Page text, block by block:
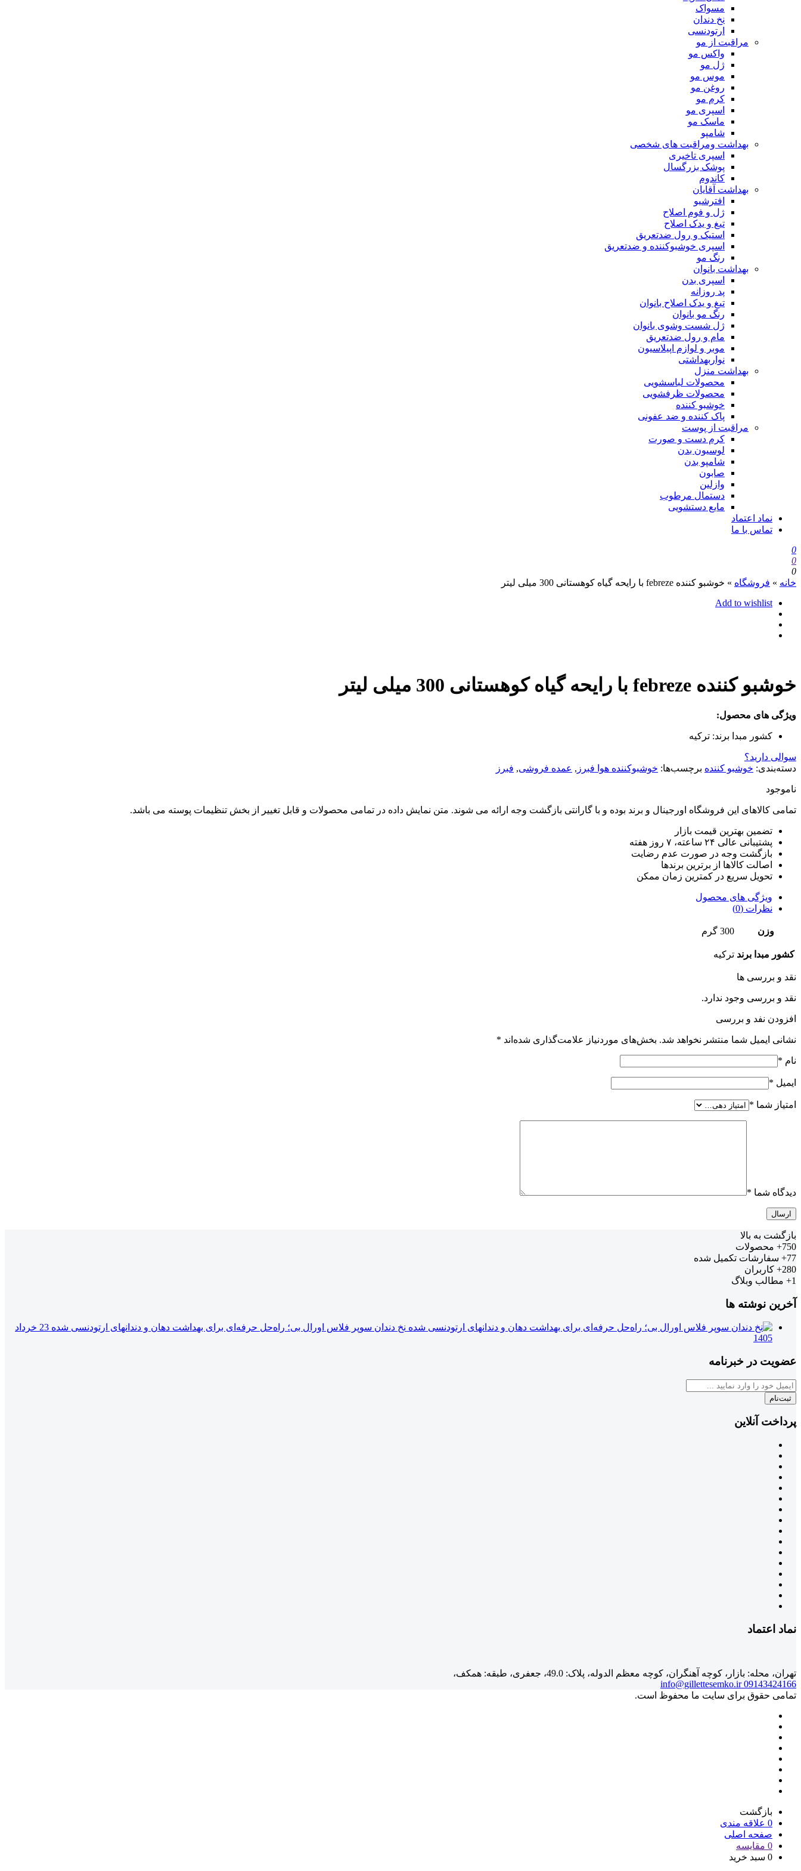
مسواک
نخ دندان
ارتودنسی
مراقبت از مو
واکس مو
ژل مو
موس مو
روغن مو
کرم مو
اسپری مو
ماسک مو
شامپو
بهداشت ومراقبت های شخصی
اسپری تاخیری
پوشک بزرگسال
کاندوم
بهداشت آقایان
افترشیو
ژل و فوم اصلاح
تیغ و یدک اصلاح
استیک و رول ضدتعریق
اسپری خوشبوکننده و ضدتعریق
رنگ مو
بهداشت بانوان
اسپری بدن
پد روزانه
تیغ و یدک اصلاح بانوان
رنگ مو بانوان
ژل شست وشوی بانوان
مام و رول ضدتعریق
موبر و لوازم اپیلاسیون
نواربهداشتی
بهداشت منزل
محصولات لباسشویی
محصولات ظرفشویی
خوشبو کننده
پاک کننده و ضد عفونی
مراقبت از پوست
کرم دست و صورت
لوسیون بدن
شامپو بدن
صابون
وازلین
دستمال مرطوب
مایع دستشویی
نماد اعتماد
تماس با ما
0
0
0
خانه » فروشگاه » خوشبو کننده febreze با رایحه گیاه کوهستانی 300 میلی لیتر
Add to wishlist
خوشبو کننده febreze با رایحه گیاه کوهستانی 300 میلی لیتر
ویژگی های محصول:
کشور مبدا برند: ترکیه
سوالی دارید؟
دسته‌بندی: خوشبو کننده برچسب‌ها: خوشبوکننده هوا فبرز , عمده فروشی, فبرز
ناموجود
تمامی کالاهای این فروشگاه اورجینال و برند بوده و با گارانتی بازگشت وجه ارائه می شوند. متن نمایش داده در تمامی محصولات و قابل تغییر از بخش تنظیمات پوسته می باشد.
تضمین بهترین قیمت بازار
پشتیبانی عالی ۲۴ ساعته، ۷ روز هفته
بازگشت وجه در صورت عدم رضایت
اصالت کالاها از برترین برندها
تحویل سریع در کمترین زمان ممکن
ویژگی های محصول
نظرات (0)
وزن 300 گرم
کشور مبدا برند ترکیه
نقد و بررسی ها
نقد و بررسی وجود ندارد.
افزودن نفد و بررسی
نشانی ایمیل شما منتشر نخواهد شد. بخش‌های موردنیاز علامت‌گذاری شده‌اند *
نام *
ایمیل *
امتیاز شما *
دیدگاه شما *
بازگشت به بالا
750+
محصولات
77+
سفارشات تکمیل شده
280+
کاربران
1+
مطالب وبلاگ
آخرین نوشته ها
نخ دندان سوپر فلاس اورال بی؛ راه‌حل حرفه‌ای برای بهداشت دهان و دندانهای ارتودنسی شده
23 خرداد
1405
عضویت در خبرنامه
ثبت‌نام
پرداخت آنلاین
نماد اعتماد
تهران، محله: بازار، کوچه آهنگران، کوچه معظم الدوله، پلاک: 49.0، جعفری، طبقه: همکف،
09143424166
info@gillettesemko.ir
تمامی حقوق برای سایت ما محفوظ است.
بازگشت
0 علاقه مندی
صفحه اصلی
0 مقایسه
0 سبد خرید